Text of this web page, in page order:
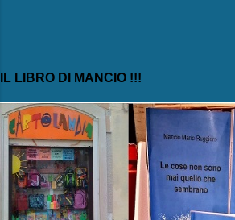
IL LIBRO DI MANCIO !!!